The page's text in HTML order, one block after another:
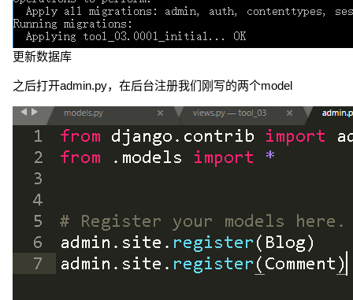
更新数据库
之后打开admin.py，在后台注册我们刚写的两个model